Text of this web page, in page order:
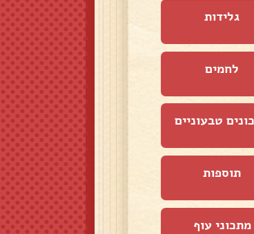
גלידות
לחמים
טבעוניים
תוספות
מתכוני עוף